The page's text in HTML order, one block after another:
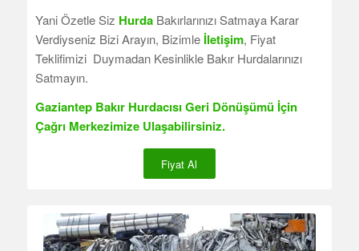
Yani Özetle Siz HurdaBakırlarınızı Satmaya Karar
Verdiyseniz Bizi Arayın, Bizimle İletişim, Fiyat
Teklifimizi Duymadan Kesinlikle Bakır Hurdalarınızı
Satmayın.
Gaziantep Bakır Hurdacısı Geri Dönüşümü İçin
Çağrı Merkezimize Ulaşabilirsiniz.
Fiyat Al